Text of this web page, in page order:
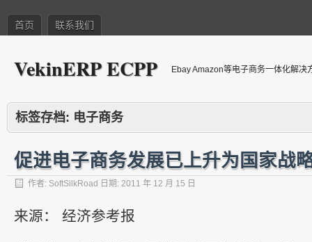
首页 联系我们
VekinERP ECPP Ebay Amazon等电子商务一体化解决
标签存档: 电子商务
促进电子商务发展已上升为国家战
作者: SoftSilkRoad 日期: 2011 年 12 月 15 日
来源： 经济参考报